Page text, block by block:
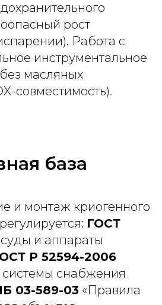
рост
Работа с
инструментальное
масляных
совместимость).
база
и монтаж криогенного
ГОСТ
и аппараты
Р 52594-2006
снабжения
03-589-03 «Правила